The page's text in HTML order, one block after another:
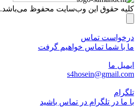
کلیه حقوق این وب‌سایت محفوظ می‌باشد. 2000-2026
درخواست تماس
ما با شما تماس خواهیم گرفت
ایمیل ما
s4hosein@gmail.com
تلگرام
با ما در تلگرام در تماس باشید